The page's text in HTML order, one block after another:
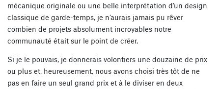
mécanique originale ou une belle interprétation d’un design
classique de garde-temps, je n’aurais jamais pu rêver
combien de projets absolument incroyables notre
communauté était sur le point de créer.
Si je le pouvais, je donnerais volontiers une douzaine de prix
ou plus et, heureusement, nous avons choisi très tôt de ne
pas en faire un seul grand prix et à le diviser en deux